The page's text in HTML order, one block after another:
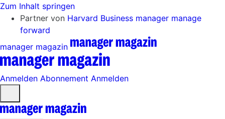
Zum Inhalt springen
Partner von Harvard Business manager manage
forward
manager magazin
Anmelden Abonnement Anmelden
öffnen